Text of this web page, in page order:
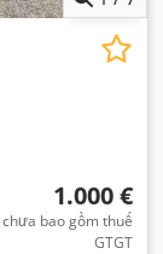
1.000 €
bao gồm thuế
GTGT